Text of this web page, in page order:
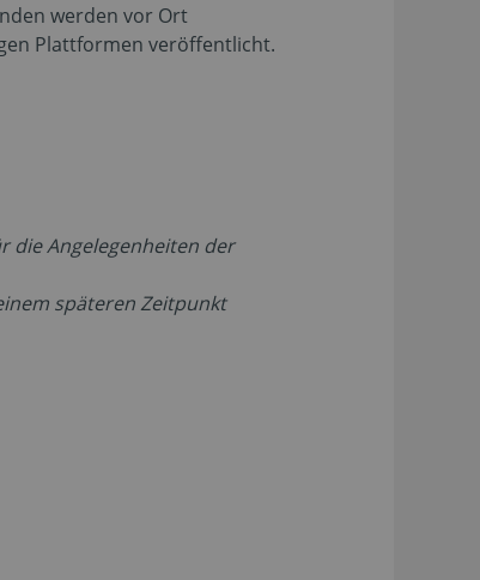
werden vor Ort
Plattformen veröffentlicht.
die Angelegenheiten der
späteren Zeitpunkt